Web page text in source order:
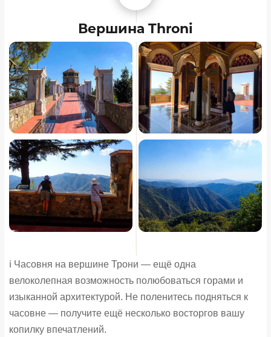
Вершина Throni
ℹ️ Часовня на вершине Трони — ещё одна
велоколепная возможность полюбоваться горами и
изыканной архитектурой. Не поленитесь подняться к
часовне — получите ещё несколько восторгов вашу
копилку впечатлений.